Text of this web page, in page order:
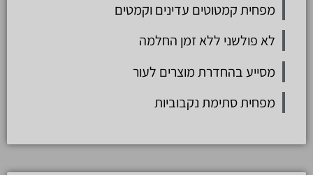
מפחית קמטוטים עדינים וקמטים
לא פולשני ללא זמן החלמה
מסייע בהחדרת מוצרים לעור
מפחית סתימת נקבוביות